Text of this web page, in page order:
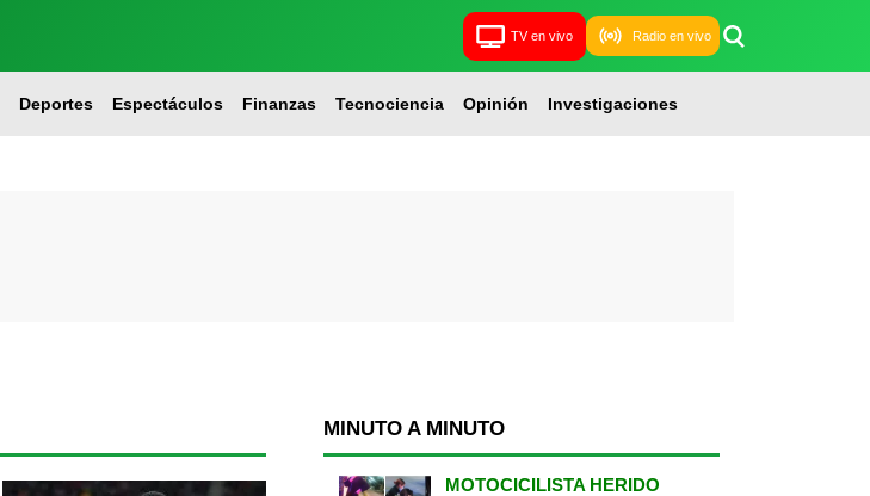
TV en vivo Radio en vivo
Deportes Espectáculos Finanzas Tecnociencia Opinión Investigaciones
MINUTO A MINUTO
MOTOCICILISTA HERIDO